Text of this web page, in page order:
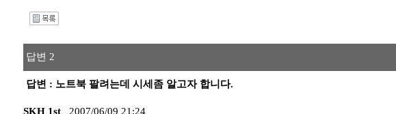
답변 2
답변 : 노트북 팔려는데 시세좀 알고자 합니다.
SKH 1st 2007/06/09 21:24